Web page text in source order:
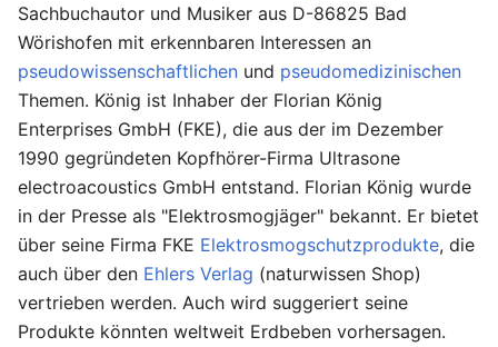
Sachbuchautor und Musiker aus D-86825 Bad
Wörishofen mit erkennbaren Interessen an
pseudowissenschaftlichen und pseudomedizinischen
Themen. König ist Inhaber der Florian König
Enterprises GmbH (FKE), die aus der im Dezember
1990 gegründeten Kopfhörer-Firma Ultrasone
electroacoustics GmbH entstand. Florian König wurde
in der Presse als "Elektrosmogjäger" bekannt. Er bietet
über seine Firma FKE Elektrosmogschutzprodukte, die
auch über den Ehlers Verlag (naturwissen Shop)
vertrieben werden. Auch wird suggeriert seine
Produkte könnten weltweit Erdbeben vorhersagen.